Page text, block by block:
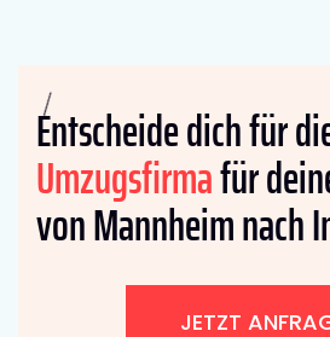
Entscheide dich für
Umzugsfirmafür
von Mannheim nach
JETZT